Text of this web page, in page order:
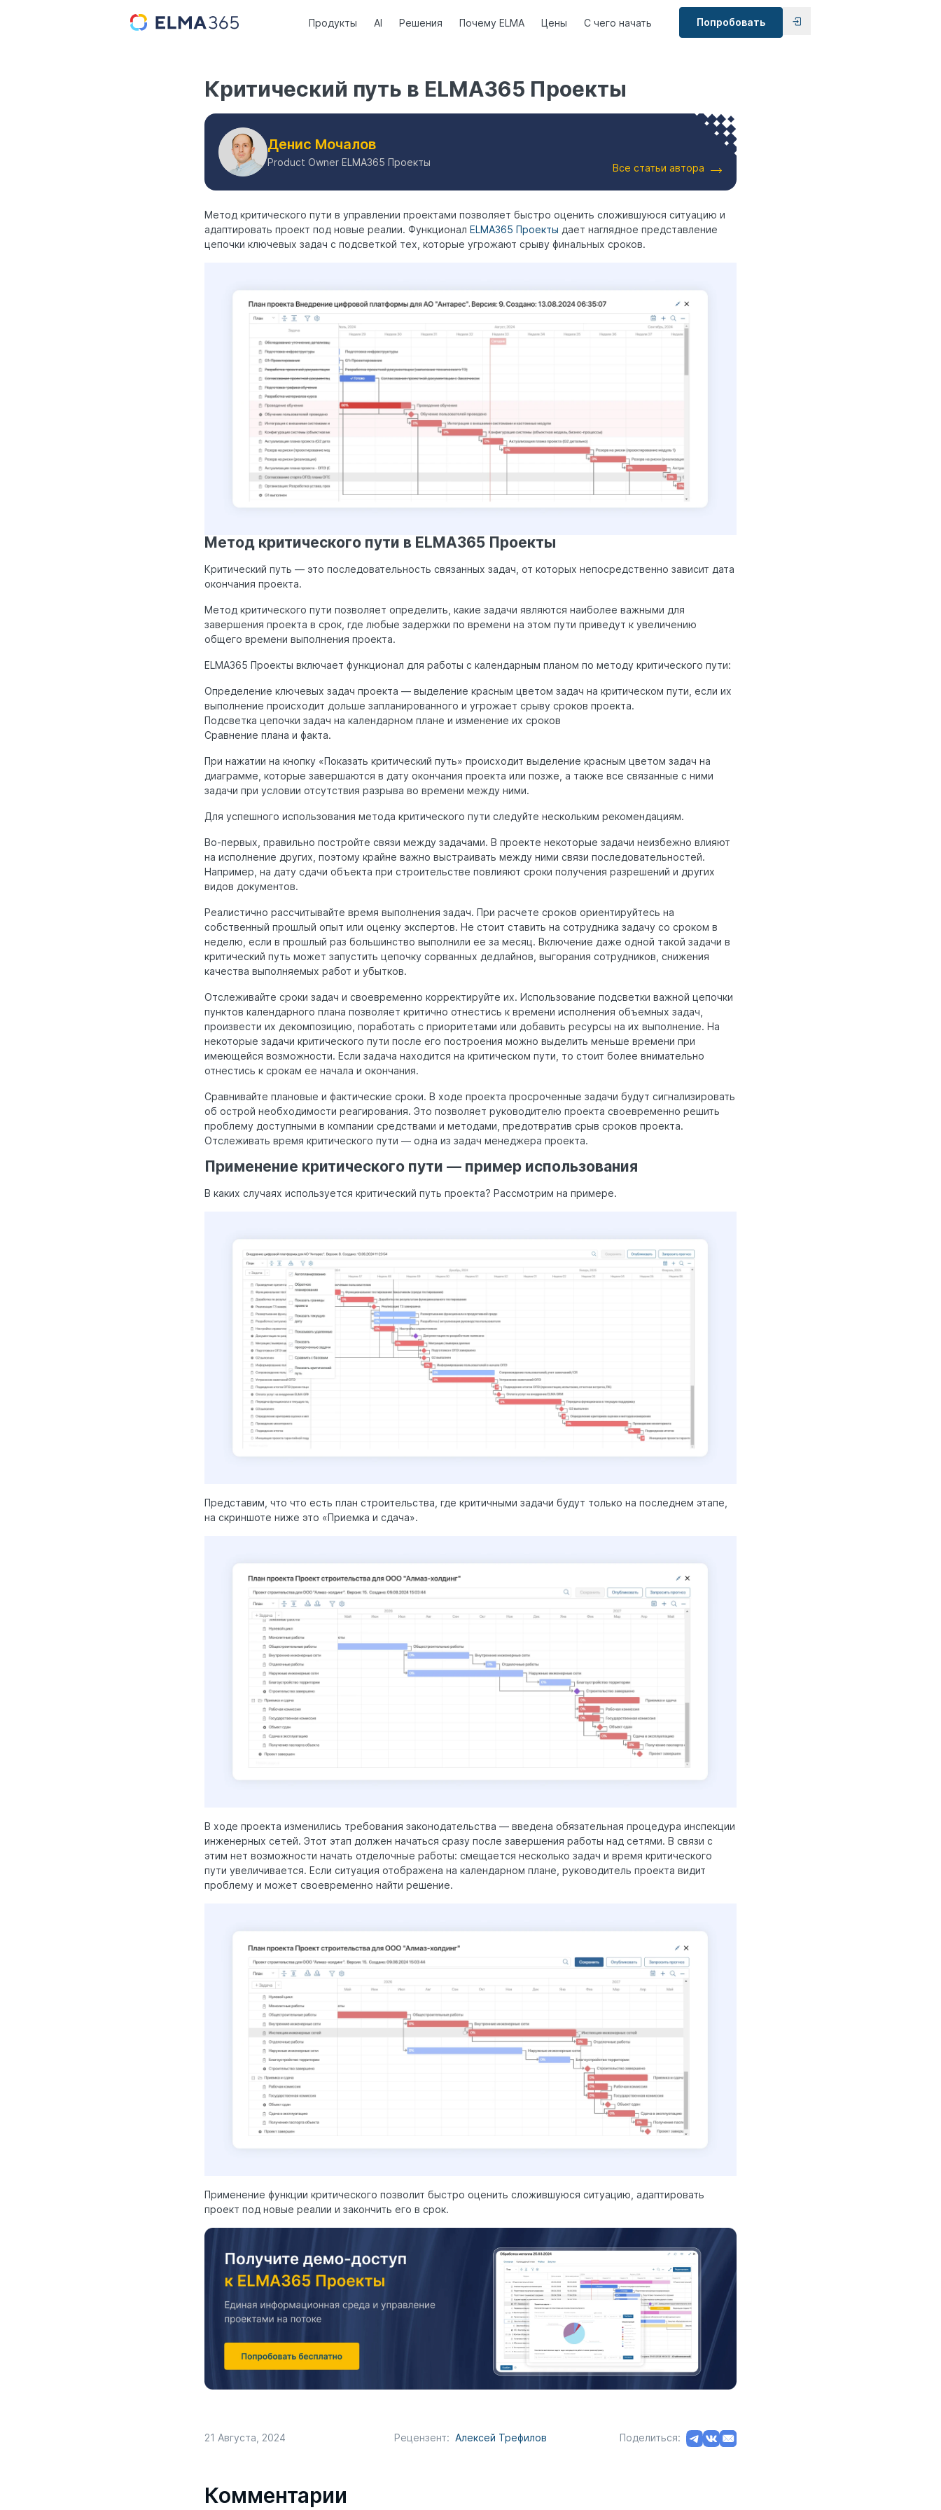
Продукты AI Решения Почему ELMA Цены С чего начать Попробовать
Критический путь в ELMA365 Проекты
Денис Мочалов
Product Owner ELMA365 Проекты Все статьи автора
Метод критического пути в управлении проектами позволяет быстро оценить сложившуюся ситуацию и
адаптировать проект под новые реалии. Функционал ELMA365 Проекты дает наглядное представление
цепочки ключевых задач с подсветкой тех, которые угрожают срыву финальных сроков.
Метод критического пути в ELMA365 Проекты
Критический путь — это последовательность связанных задач, от которых непосредственно зависит дата
окончания проекта.
Метод критического пути позволяет определить, какие задачи являются наиболее важными для
завершения проекта в срок, где любые задержки по времени на этом пути приведут к увеличению
общего времени выполнения проекта.
ELMA365 Проекты включает функционал для работы с календарным планом по методу критического пути:
Определение ключевых задач проекта — выделение красным цветом задач на критическом пути, если их
выполнение происходит дольше запланированного и угрожает срыву сроков проекта.
Подсветка цепочки задач на календарном плане и изменение их сроков
Сравнение плана и факта.
При нажатии на кнопку «Показать критический путь» происходит выделение красным цветом задач на
диаграмме, которые завершаются в дату окончания проекта или позже, а также все связанные с ними
задачи при условии отсутствия разрыва во времени между ними.
Для успешного использования метода критического пути следуйте нескольким рекомендациям.
Во-первых, правильно постройте связи между задачами. В проекте некоторые задачи неизбежно влияют
на исполнение других, поэтому крайне важно выстраивать между ними связи последовательностей.
Например, на дату сдачи объекта при строительстве повлияют сроки получения разрешений и других
видов документов.
Реалистично рассчитывайте время выполнения задач. При расчете сроков ориентируйтесь на
собственный прошлый опыт или оценку экспертов. Не стоит ставить на сотрудника задачу со сроком в
неделю, если в прошлый раз большинство выполнили ее за месяц. Включение даже одной такой задачи в
критический путь может запустить цепочку сорванных дедлайнов, выгорания сотрудников, снижения
качества выполняемых работ и убытков.
Отслеживайте сроки задач и своевременно корректируйте их. Использование подсветки важной цепочки
пунктов календарного плана позволяет критично отнестись к времени исполнения объемных задач,
произвести их декомпозицию, поработать с приоритетами или добавить ресурсы на их выполнение. На
некоторые задачи критического пути после его построения можно выделить меньше времени при
имеющейся возможности. Если задача находится на критическом пути, то стоит более внимательно
отнестись к срокам ее начала и окончания.
Сравнивайте плановые и фактические сроки. В ходе проекта просроченные задачи будут сигнализировать
об острой необходимости реагирования. Это позволяет руководителю проекта своевременно решить
проблему доступными в компании средствами и методами, предотвратив срыв сроков проекта.
Отслеживать время критического пути — одна из задач менеджера проекта.
Применение критического пути — пример использования
В каких случаях используется критический путь проекта? Рассмотрим на примере.
Представим, что что есть план строительства, где критичными задачи будут только на последнем этапе,
на скриншоте ниже это «Приемка и сдача».
В ходе проекта изменились требования законодательства — введена обязательная процедура инспекции
инженерных сетей. Этот этап должен начаться сразу после завершения работы над сетями. В связи с
этим нет возможности начать отделочные работы: смещается несколько задач и время критического
пути увеличивается. Если ситуация отображена на календарном плане, руководитель проекта видит
проблему и может своевременно найти решение.
Применение функции критического позволит быстро оценить сложившуюся ситуацию, адаптировать
проект под новые реалии и закончить его в срок.
Рецензент: Алексей Трефилов
21 Августа, 2024 Поделиться:
Комментарии